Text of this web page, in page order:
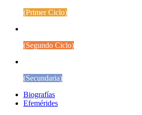
(Primer Ciclo)
(Segundo Ciclo)
(Secundaria)
Biografías
Efemérides